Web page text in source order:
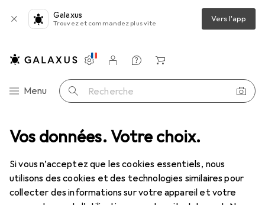
Vos données. Votre choix.
Si vous n’acceptez que les cookies essentiels, nous
utilisons des cookies et des technologies similaires pour
collecter des informations sur votre appareil et votre
Galaxus
Trouvez et commandez plus vite Vers l'app
Navigation par catégorie
Menu Recherche
Paramètres
Compte client
Listes de comparaison
Listes d'envies
Panier
Câble USB 2.0 USB-A vers USB-C 1m - Câble de connexion USB
4 images